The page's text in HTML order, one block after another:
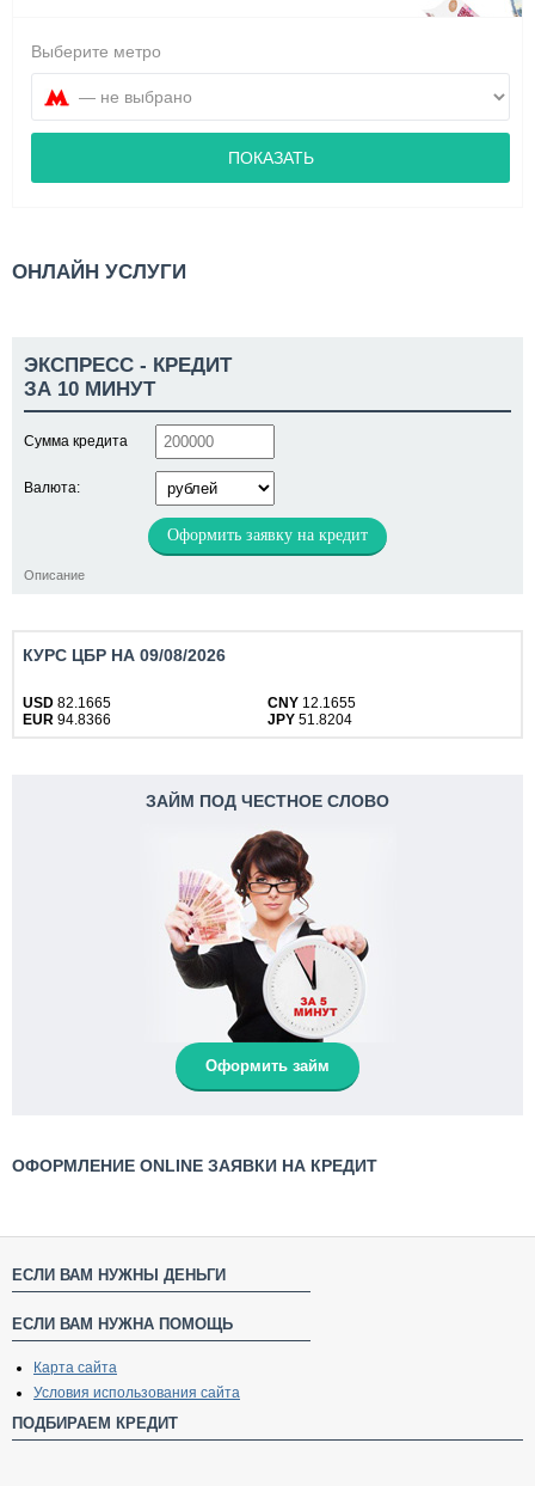
Выберите метро
ПОКАЗАТЬ
ОНЛАЙН УСЛУГИ
ЭКСПРЕСС - КРЕДИТ
ЗА 10 МИНУТ
Сумма кредита
Валюта:
Оформить заявку на кредит
Описание
КУРС ЦБР НА 09/08/2026
USD 82.1665 CNY 12.1655
EUR 94.8366 JPY 51.8204
ЗАЙМ ПОД ЧЕСТНОЕ СЛОВО
Оформить займ
ОФОРМЛЕНИЕ ONLINE ЗАЯВКИ НА КРЕДИТ
ЕСЛИ ВАМ НУЖНЫ ДЕНЬГИ
ЕСЛИ ВАМ НУЖНА ПОМОЩЬ
Карта сайта
Условия использования сайта
ПОДБИРАЕМ КРЕДИТ